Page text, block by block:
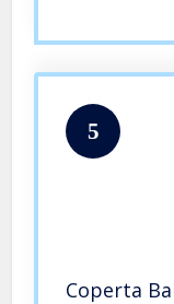
5
Coperta